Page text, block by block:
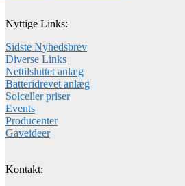
Nyttige Links:
Sidste Nyhedsbrev
Diverse Links
Nettilsluttet anlæg
Batteridrevet anlæg
Solceller priser
Events
Producenter
Gaveideer
Kontakt: